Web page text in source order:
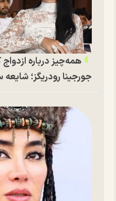
همه‌چیز درباره ازدواج
جورجینا رودریگز؛